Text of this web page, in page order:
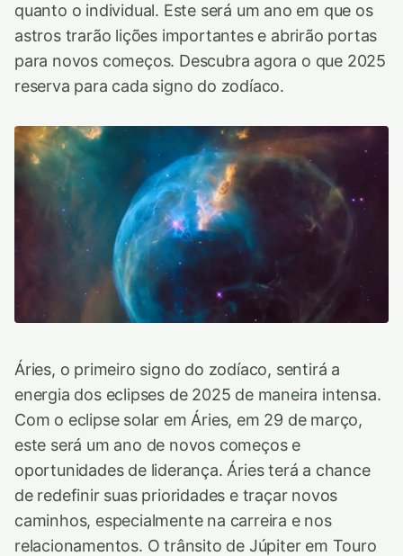
quanto o individual. Este será um ano em que os
astros trarão lições importantes e abrirão portas
para novos começos. Descubra agora o que 2025
reserva para cada signo do zodíaco.
Áries, o primeiro signo do zodíaco, sentirá a
energia dos eclipses de 2025 de maneira intensa.
Com o eclipse solar em Áries, em 29 de março,
este será um ano de novos começos e
oportunidades de liderança. Áries terá a chance
de redefinir suas prioridades e traçar novos
caminhos, especialmente na carreira e nos
relacionamentos. O trânsito de Júpiter em Touro